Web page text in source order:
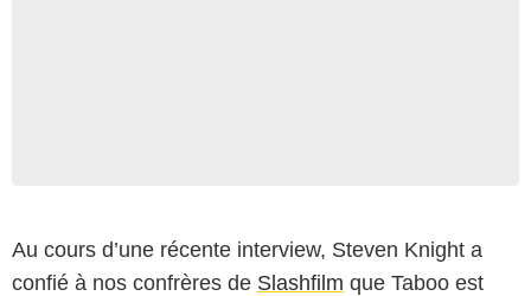
Au cours d’une récente interview, Steven Knight a
confié à nos confrères de Slashfilm que Taboo est